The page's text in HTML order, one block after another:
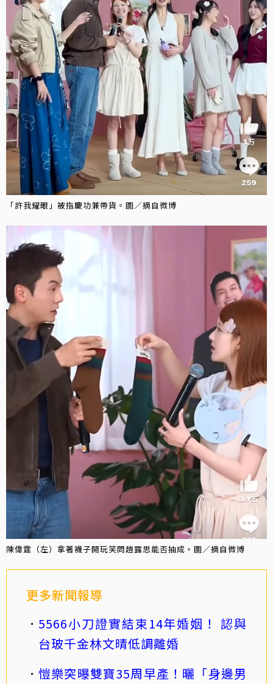
「許我耀眼」被指慶功兼帶貨。圖／摘自微博
陳偉霆（左）拿著襪子開玩笑問趙露思能否抽成。圖／摘自微博
更多新聞報導
5566小刀證實結束14年婚姻！ 認與
台玻千金林文晴低調離婚
愷樂突曝雙寶35周早產！曬「身邊男